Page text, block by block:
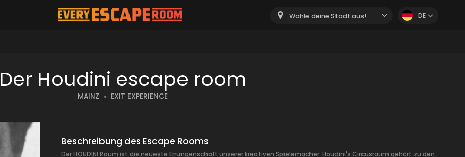
Wähle deine Stadt aus! DE
Der Houdini escape room
MAINZ EXIT EXPERIENCE
Beschreibung des Escape Rooms
Der HOUDINI Raum ist die neueste Errungenschaft unserer kreativen Spielemacher. Houdini's Circusraum gehört zu den